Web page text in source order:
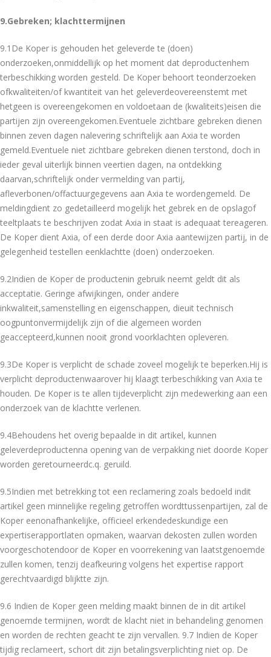
9.Gebreken; klachttermijnen
9.1De Koper is gehouden het geleverde te (doen)
onderzoeken,onmiddellijk op het moment dat deproductenhem
terbeschikking worden gesteld. De Koper behoort teonderzoeken
ofkwaliteiten/of kwantiteit van het geleverdeovereenstemt met
hetgeen is overeengekomen en voldoetaan de (kwaliteits)eisen die
partijen zijn overeengekomen.Eventuele zichtbare gebreken dienen
binnen zeven dagen nalevering schriftelijk aan Axia te worden
gemeld.Eventuele niet zichtbare gebreken dienen terstond, doch in
ieder geval uiterlijk binnen veertien dagen, na ontdekking
daarvan,schriftelijk onder vermelding van partij,
afleverbonen/offactuurgegevens aan Axia te wordengemeld. De
meldingdient zo gedetailleerd mogelijk het gebrek en de opslagof
teeltplaats te beschrijven zodat Axia in staat is adequaat tereageren.
De Koper dient Axia, of een derde door Axia aantewijzen partij, in de
gelegenheid testellen eenklachtte (doen) onderzoeken.
9.2Indien de Koper de productenin gebruik neemt geldt dit als
acceptatie. Geringe afwijkingen, onder andere
inkwaliteit,samenstelling en eigenschappen, dieuit technisch
oogpuntonvermijdelijk zijn of die algemeen worden
geaccepteerd,kunnen nooit grond voorklachten opleveren.
9.3De Koper is verplicht de schade zoveel mogelijk te beperken.Hij is
verplicht deproductenwaarover hij klaagt terbeschikking van Axia te
houden. De Koper is te allen tijdeverplicht zijn medewerking aan een
onderzoek van de klachtte verlenen.
9.4Behoudens het overig bepaalde in dit artikel, kunnen
geleverdeproductenna opening van de verpakking niet doorde Koper
worden geretourneerdc.q. geruild.
9.5Indien met betrekking tot een reclamering zoals bedoeld indit
artikel geen minnelijke regeling getroffen wordttussenpartijen, zal de
Koper eenonafhankelijke, officieel erkendedeskundige een
expertiserapportlaten opmaken, waarvan dekosten zullen worden
voorgeschotendoor de Koper en voorrekening van laatstgenoemde
zullen komen, tenzij deafkeuring volgens het expertise rapport
gerechtvaardigd blijktte zijn.
9.6 Indien de Koper geen melding maakt binnen de in dit artikel
genoemde termijnen, wordt de klacht niet in behandeling genomen
en worden de rechten geacht te zijn vervallen. 9.7 Indien de Koper
tijdig reclameert, schort dit zijn betalingsverplichting niet op. De